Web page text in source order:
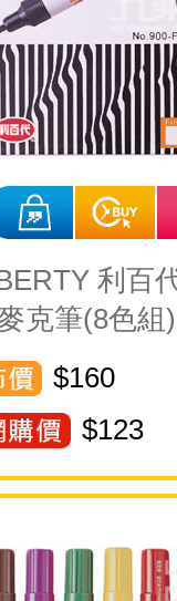
利百
克筆(8色組)
$160
$123